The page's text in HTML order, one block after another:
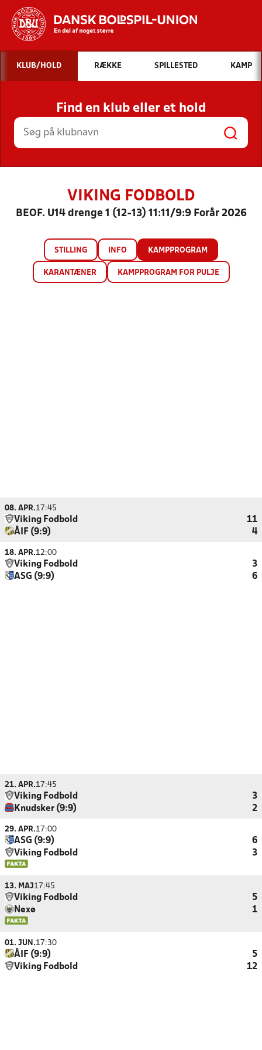
Hvad vil du søge efter?
INDHOLD OG NYHEDER
STILLINGER, RESULTATER, KLUBBER OG
HOLD
KLUB/HOLD RÆKKE SPILLESTED KAMP
Find en klub eller et hold
VIKING FODBOLD
BEOF. U14 drenge 1 (12-13) 11:11/9:9 Forår 2026
STILLING INFO KAMPPROGRAM
KARANTÆNER KAMPPROGRAM FOR PULJE
08. APR.17:45
Viking Fodbold
11
ÅIF (9:9)
4
18. APR.12:00
Viking Fodbold
3
ASG (9:9)
6
21. APR.17:45
Viking Fodbold
3
Knudsker (9:9)
2
29. APR.17:00
ASG (9:9)
6
Viking Fodbold
3
13. MAJ17:45
Viking Fodbold
5
Nexø
1
01. JUN.17:30
ÅIF (9:9)
5
Viking Fodbold
12